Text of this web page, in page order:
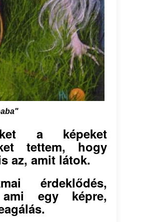
a képeket
tettem, hogy
az, amit látok.
érdeklődés,
egy képre,